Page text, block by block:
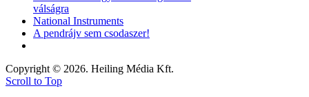
válságra
National Instruments
A pendrájv sem csodaszer!
Copyright © 2026. Heiling Média Kft.
Scroll to Top